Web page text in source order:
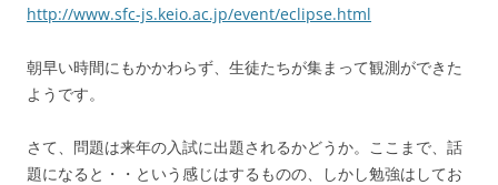
http://www.sfc-js.keio.ac.jp/event/eclipse.html
朝早い時間にもかかわらず、生徒たちが集まって観測ができた
ようです。
さて、問題は来年の入試に出題されるかどうか。ここまで、話
題になると・・という感じはするものの、しかし勉強はしてお